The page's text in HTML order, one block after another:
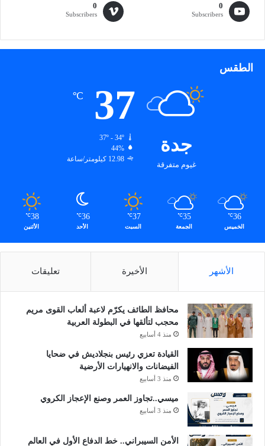
0
Subscribers
0
Subscribers
الطقس
جدة
غيوم متفرقة
37
℃
37º - 34º
44%
12.98 كيلومتر/ساعة
36
℃
الخميس
35
℃
الجمعة
37
℃
السبت
36
℃
الأحد
38
℃
الأثنين
الأشهر الأخيرة تعليقات
محافظ الطائف يكرّم لاعبة ألعاب القوى مريم
محجب لتألقها في البطولة العربية
منذ 4 أسابيع
القيادة تعزي رئيس بنجلاديش في ضحايا
الفيضانات والانهيارات الأرضية
منذ 3 أسابيع
ميسي..تجاوز العمر وصنع الإعجاز الكروي
منذ 3 أسابيع
الأمن السيبراني.. خط الدفاع الأول في العالم